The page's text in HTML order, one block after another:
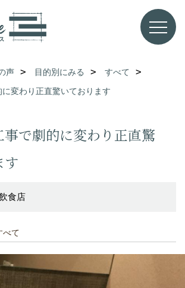
声 目的別にみる
すべて
変わり正直驚いております
で劇的に変わり正直驚
す
食店
べて